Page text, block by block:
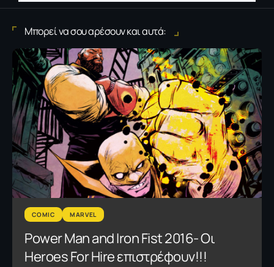
Μπορεί να σου αρέσουν και αυτά:
COMIC MARVEL
Power Man and Iron Fist 2016- Οι
Heroes For Hire επιστρέφουν!!!